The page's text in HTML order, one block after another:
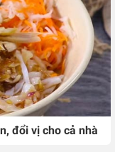
đổi vị cho cả nhà